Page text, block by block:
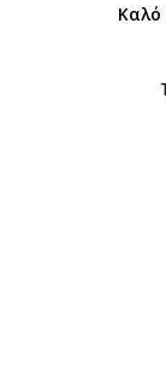
Κωδικός
Καλό